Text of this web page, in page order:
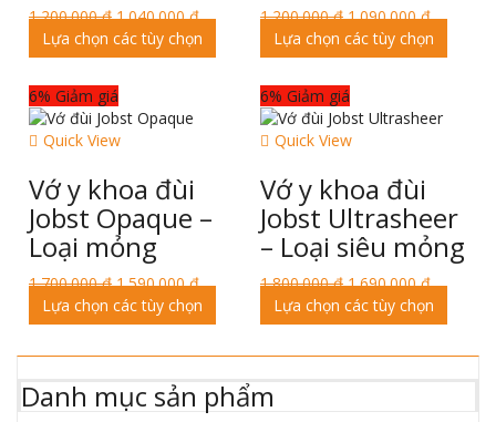
1.200.000₫ 1.040.000₫
Lựa chọn các tùy chọn
1.200.000₫ 1.090.000₫
Lựa chọn các tùy chọn
6% Giảm giá
Quick View
Vớ y khoa đùi
Jobst Opaque –
Loại mỏng
1.700.000₫ 1.590.000₫
Lựa chọn các tùy chọn
6% Giảm giá
Quick View
Vớ y khoa đùi
Jobst Ultrasheer
– Loại siêu mỏng
1.800.000₫ 1.690.000₫
Lựa chọn các tùy chọn
Danh mục sản phẩm